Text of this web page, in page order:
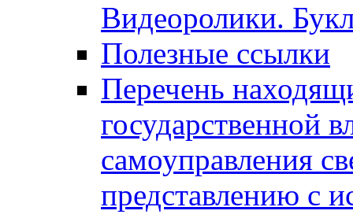
Видеоролики.
Полезные ссылки
Перечень
государственной
самоуправления
представлению с